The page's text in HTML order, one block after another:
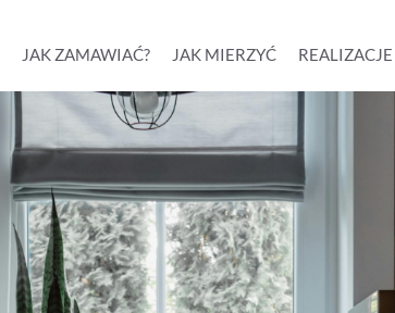
JAK ZAMAWIAĆ? JAK MIERZYĆ REALIZACJE